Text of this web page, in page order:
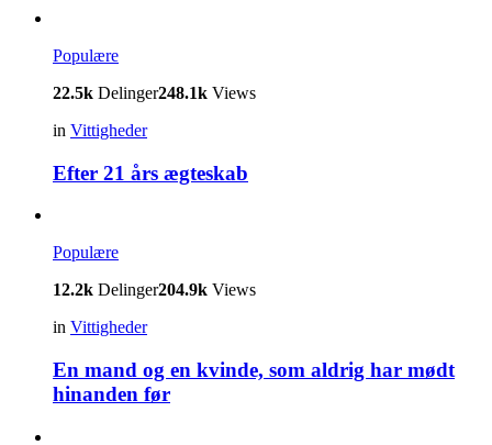
Populære
22.5k Delinger248.1k Views
in Vittigheder
Efter 21 års ægteskab
Populære
12.2k Delinger204.9k Views
in Vittigheder
En mand og en kvinde, som aldrig har mødt
hinanden før